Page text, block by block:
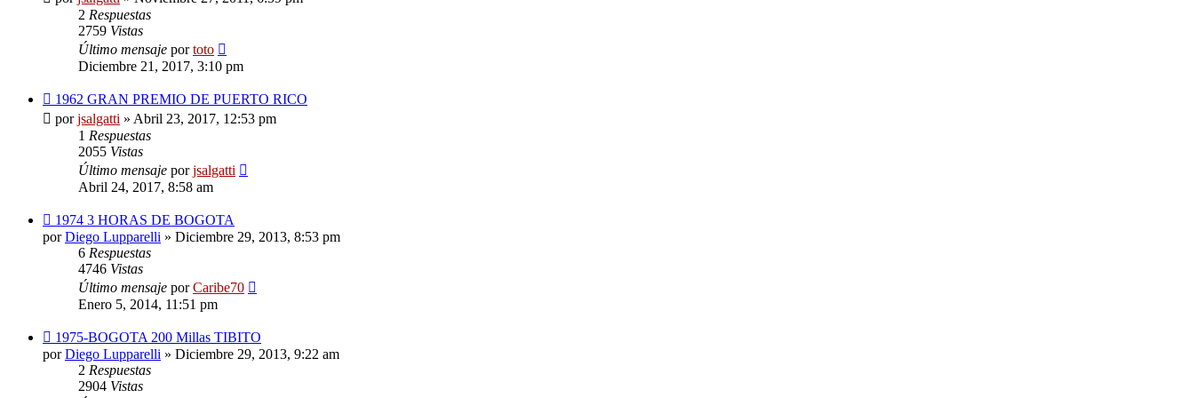
2 Respuestas
2759 Vistas
Último mensaje portoto
Diciembre 21, 2017, 3:10 pm
1962 GRAN PREMIO DE PUERTO RICO
porjsalgatti » Abril 23, 2017, 12:53 pm
1 Respuestas
2055 Vistas
Último mensaje porjsalgatti
Abril 24, 2017, 8:58 am
1974 3 HORAS DE BOGOTA
porDiego Lupparelli » Diciembre 29, 2013, 8:53 pm
6 Respuestas
4746 Vistas
Último mensaje porCaribe70
Enero 5, 2014, 11:51 pm
1975-BOGOTA 200 Millas TIBITO
porDiego Lupparelli » Diciembre 29, 2013, 9:22 am
2 Respuestas
2904 Vistas